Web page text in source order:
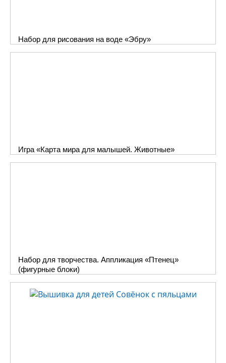
Набор для рисования на воде «Эбру»
Игра «Карта мира для малышей. Животные»
Набор для творчества. Аппликация «Птенец»
(фигурные блоки)